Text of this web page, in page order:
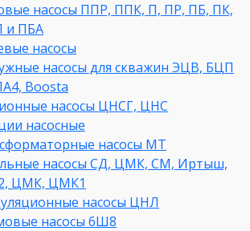
насосы ППР, ППК, П, ПР, ПБ, ПК,
и ПБА
насосы
насосы для скважин ЭЦВ, БЦП
Boosta
насосы ЦНСГ, ЦНС
насосные
насосы МТ
насосы СД, ЦМК, СМ, Иртыш,
ЦМК, ЦМК1
насосы ЦНЛ
насосы 6Ш8